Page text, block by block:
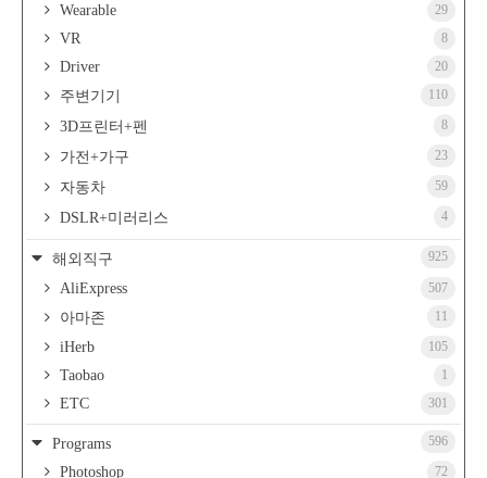
Wearable 29
VR 8
Driver 20
주변기기 110
3D프린터+펜 8
가전+가구 23
자동차 59
DSLR+미러리스 4
해외직구 925
AliExpress 507
아마존 11
iHerb 105
Taobao 1
ETC 301
Programs 596
Photoshop 72